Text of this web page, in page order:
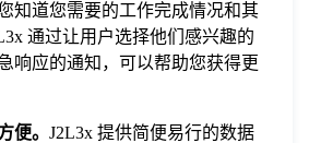
知道您需要的工作完成情况和其
通过让用户选择他们感兴趣的
响应的通知，可以帮助您获得更
便。 J2L3x 提供简便易行的数据